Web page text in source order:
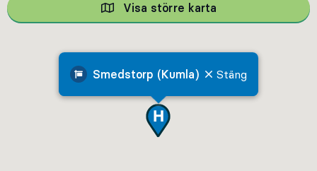
Smedstorp (Kumla) Stäng
Visa större karta Visa större